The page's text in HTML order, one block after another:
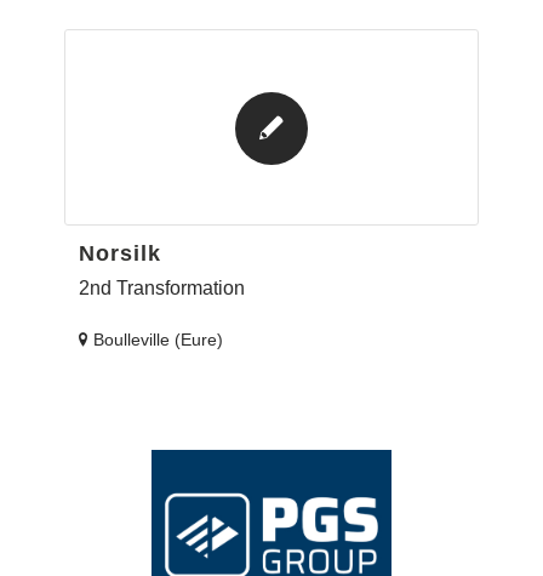
Norsilk
2nd Transformation
Boulleville (Eure)